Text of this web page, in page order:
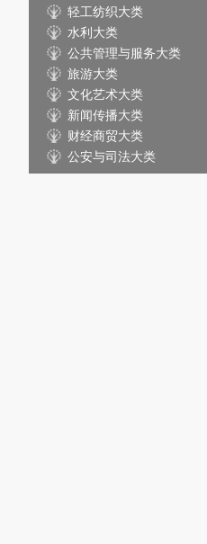
轻工纺织大类
水利大类
公共管理与服务大类
旅游大类
文化艺术大类
新闻传播大类
财经商贸大类
公安与司法大类